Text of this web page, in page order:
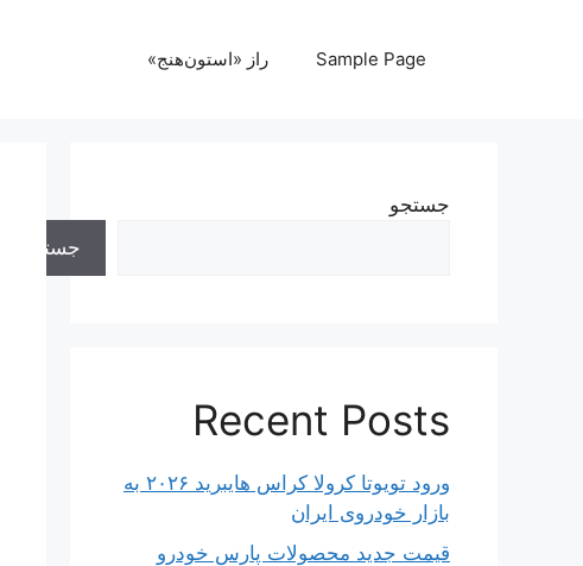
Sample Page راز «استون‌هنج»
جستجو
جستجو
Recent Posts
ورود تویوتا کرولا کراس هایبرید ۲۰۲۶ به
بازار خودروی ایران
قیمت جدید محصولات پارس خودرو